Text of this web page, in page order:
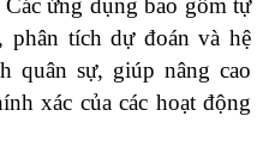
ứng dụng bao gồm tự
phân tích dự đoán và hệ
quân sự, giúp nâng cao
xác của các hoạt động